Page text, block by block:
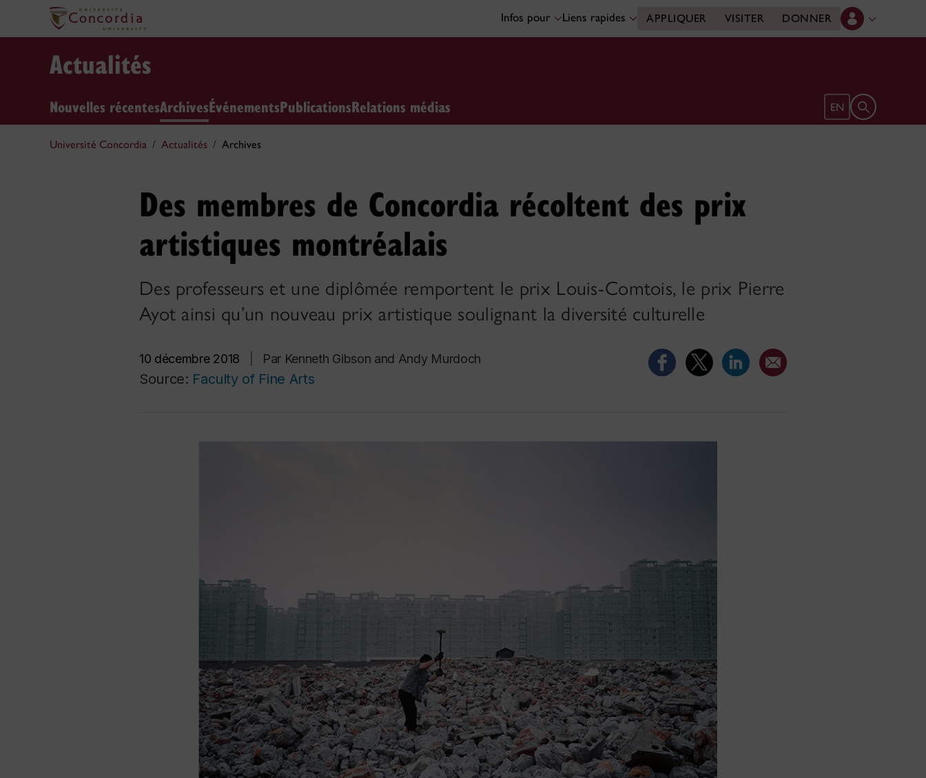
Infos pour Liens rapides APPLIQUER VISITER DONNER
Actualités
Nouvelles récentesArchivesÉvénementsPublicationsRelations médias EN Ouvrir le
Université Concordia Actualités Archives
Des membres de Concordia récoltent des prix
artistiques montréalais
Des professeurs et une diplômée remportent le prix Louis-Comtois, le prix Pierre
Ayot ainsi qu’un nouveau prix artistique soulignant la diversité culturelle
10 décembre 2018 Par Kenneth Gibson and Andy Murdoch
Source: Faculty of Fine Arts